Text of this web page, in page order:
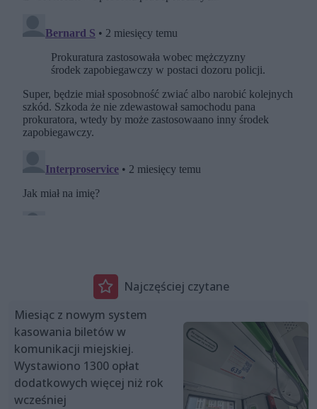
Najczęściej czytane
Miesiąc z nowym system
kasowania biletów w
komunikacji miejskiej.
Wystawiono 1300 opłat
dodatkowych więcej niż rok
wcześniej